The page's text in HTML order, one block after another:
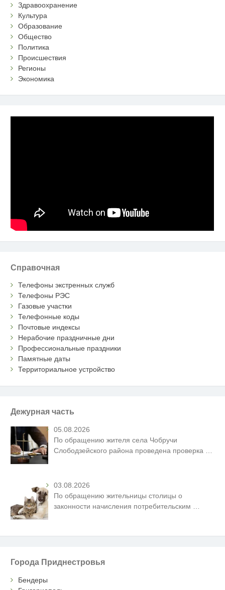
Здравоохранение
Культура
Образование
Общество
Политика
Происшествия
Регионы
Экономика
Справочная
Телефоны экстренных служб
Телефоны РЭС
Газовые участки
Телефонные коды
Почтовые индексы
Нерабочие праздничные дни
Профессиональные праздники
Памятные даты
Территориальное устройство
Дежурная часть
05.08.2026
По обращению жителя села Чобручи
Слободзейского района проведена проверка
03.08.2026
По обращению жительницы столицы о
законности начисления потребительским
Города Приднестровья
Бендеры